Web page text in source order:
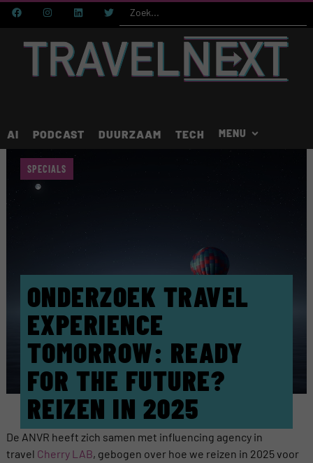
AI PODCAST DUURZAAM TECH
ONDERZOEK TRAVEL
EXPERIENCE
TOMORROW: READY
FOR THE FUTURE?
REIZEN IN 2025
SPECIALS
De ANVR heeft zich samen met influencing agency in
travel Cherry LAB, gebogen over hoe we reizen in 2025 voor